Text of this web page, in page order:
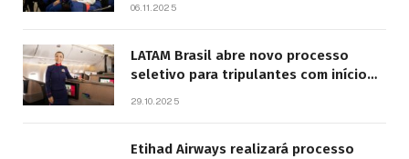
06.11.2025
LATAM Brasil abre novo processo
seletivo para tripulantes com início
29.10.2025
Etihad Airways realizará processo